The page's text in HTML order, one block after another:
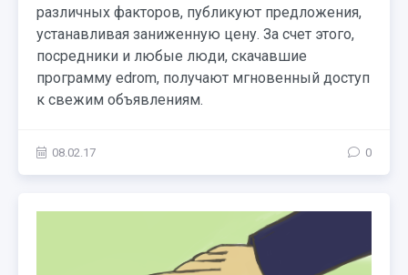
различных факторов, публикуют предложения,
устанавливая заниженную цену. За счет этого,
посредники и любые люди, скачавшие
программу edrom, получают мгновенный доступ
к свежим объявлениям.
08.02.17 0